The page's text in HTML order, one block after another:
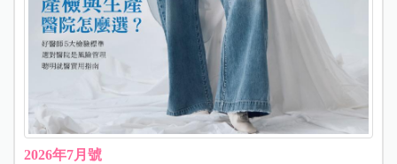
2026年7月號